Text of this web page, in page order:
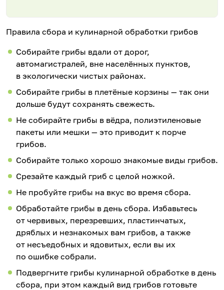
Правила сбора и кулинарной обработки грибов
Собирайте грибы вдали от дорог,
автомагистралей, вне населённых пунктов,
в экологически чистых районах.
Собирайте грибы в плетёные корзины — так они
дольше будут сохранять свежесть.
Не собирайте грибы в вёдра, полиэтиленовые
пакеты или мешки — это приводит к порче
грибов.
Собирайте только хорошо знакомые виды грибов.
Срезайте каждый гриб с целой ножкой.
Не пробуйте грибы на вкус во время сбора.
Обработайте грибы в день сбора. Избавьтесь
от червивых, перезревших, пластинчатых,
дряблых и незнакомых вам грибов, а также
от несъедобных и ядовитых, если вы их
по ошибке собрали.
Подвергните грибы кулинарной обработке в день
сбора, при этом каждый вид грибов готовьте